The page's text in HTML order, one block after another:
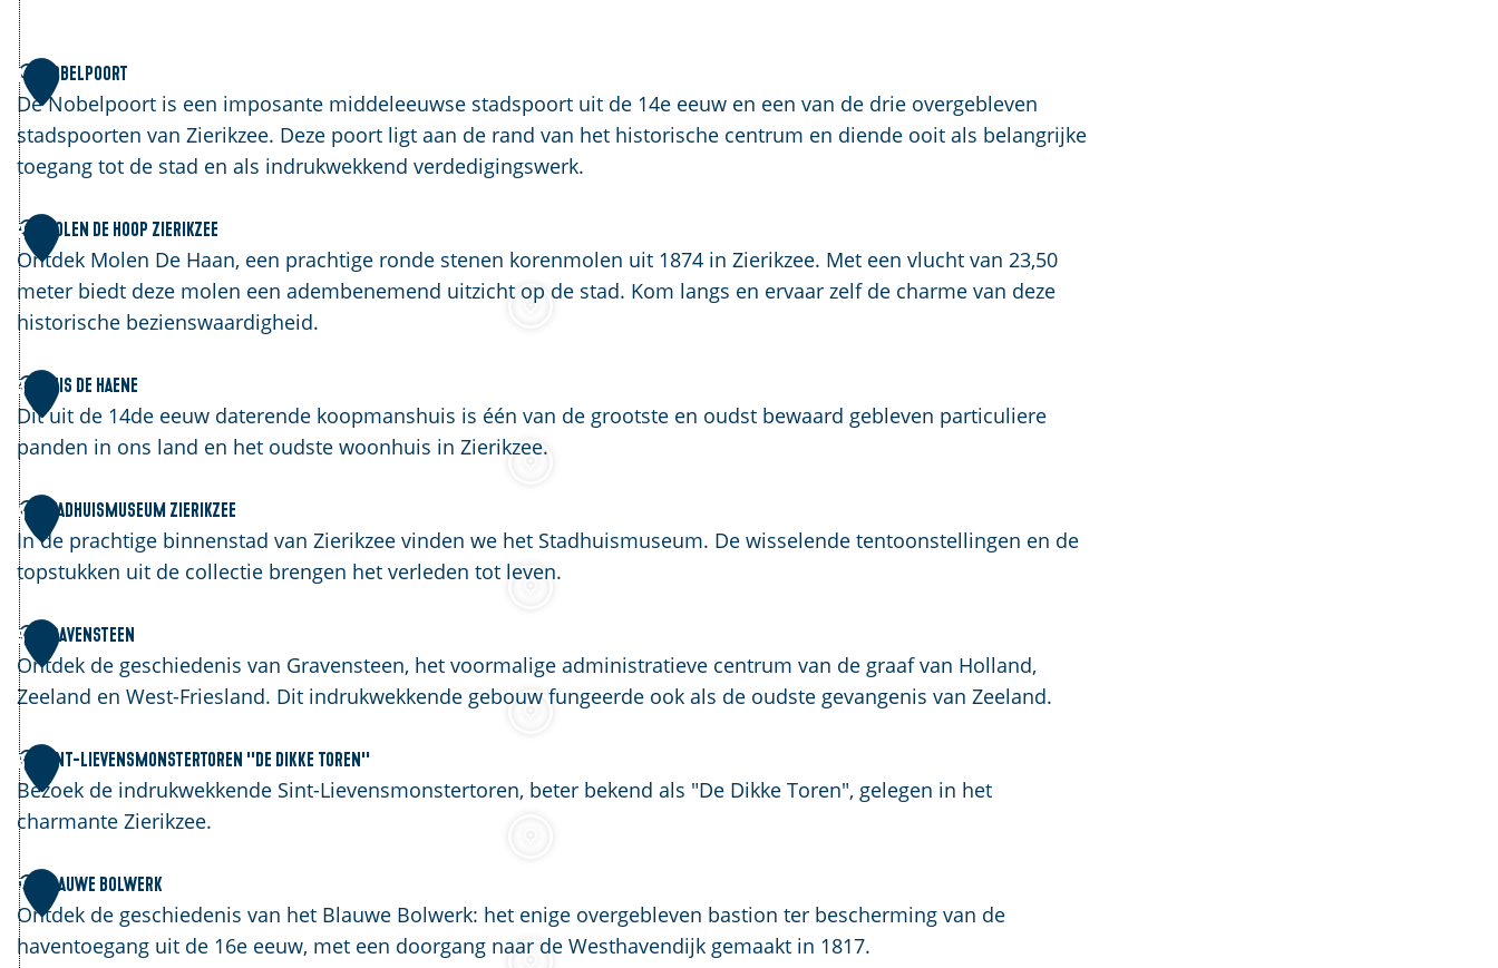
d
s
1 Nobelpoort
De Nobelpoort is een imposante middeleeuwse stadspoort uit de 14e eeuw en een van de drie overgebleven
stadspoorten van Zierikzee. Deze poort ligt aan de rand van het historische centrum en diende ooit als belangrijke
toegang tot de stad en als indrukwekkend verdedigingswerk.
N
o
b
e
l
p
o
o
r
t
2 Molen De Hoop Zierikzee
Ontdek Molen De Haan, een prachtige ronde stenen korenmolen uit 1874 in Zierikzee. Met een vlucht van 23,50
meter biedt deze molen een adembenemend uitzicht op de stad. Kom langs en ervaar zelf de charme van deze
historische bezienswaardigheid.
M
o
l
e
n
D
e
H
o
o
p
Z
i
e
r
i
k
z
e
e
3 Huis de Haene
Dit uit de 14de eeuw daterende koopmanshuis is één van de grootste en oudst bewaard gebleven particuliere
panden in ons land en het oudste woonhuis in Zierikzee.
H
u
i
s
d
e
H
a
e
n
e
4 Stadhuismuseum Zierikzee
In de prachtige binnenstad van Zierikzee vinden we het Stadhuismuseum. De wisselende tentoonstellingen en de
topstukken uit de collectie brengen het verleden tot leven.
S
t
a
d
h
u
i
s
m
u
s
e
u
m
Z
5 Gravensteen
Ontdek de geschiedenis van Gravensteen, het voormalige administratieve centrum van de graaf van Holland,
Zeeland en West-Friesland. Dit indrukwekkende gebouw fungeerde ook als de oudste gevangenis van Zeeland.
G
r
a
v
e
n
s
t
e
e
n
6 Sint-Lievensmonstertoren ''De Dikke Toren''
Bezoek de indrukwekkende Sint-Lievensmonstertoren, beter bekend als "De Dikke Toren", gelegen in het
charmante Zierikzee.
S
i
n
t
-
L
i
7 Blauwe Bolwerk
Ontdek de geschiedenis van het Blauwe Bolwerk: het enige overgebleven bastion ter bescherming van de
haventoegang uit de 16e eeuw, met een doorgang naar de Westhavendijk gemaakt in 1817.
B
l
a